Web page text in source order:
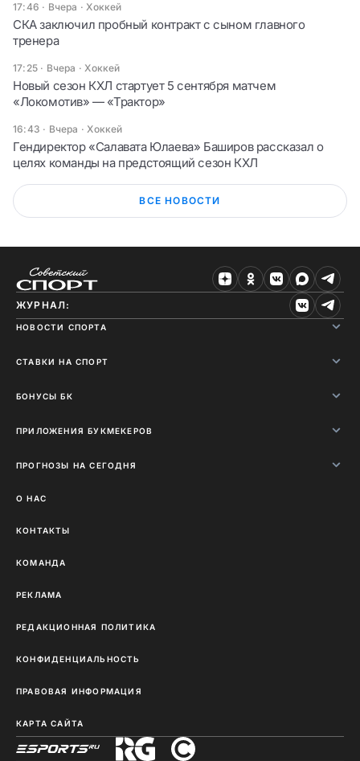
17:46 · Вчера ·Хоккей
СКА заключил пробный контракт с сыном главного
тренера
17:25 · Вчера ·Хоккей
Новый сезон КХЛ стартует 5 сентября матчем
«Локомотив» — «Трактор»
16:43 · Вчера ·Хоккей
Гендиректор «Салавата Юлаева» Баширов рассказал о
целях команды на предстоящий сезон КХЛ
ВСЕ НОВОСТИ
ЖУРНАЛ:
НОВОСТИ СПОРТА
СТАВКИ НА СПОРТ
БОНУСЫ БК
ПРИЛОЖЕНИЯ БУКМЕКЕРОВ
ПРОГНОЗЫ НА СЕГОДНЯ
О НАС
КОНТАКТЫ
КОМАНДА
РЕКЛАМА
РЕДАКЦИОННАЯ ПОЛИТИКА
КОНФИДЕНЦИАЛЬНОСТЬ
ПРАВОВАЯ ИНФОРМАЦИЯ
КАРТА САЙТА